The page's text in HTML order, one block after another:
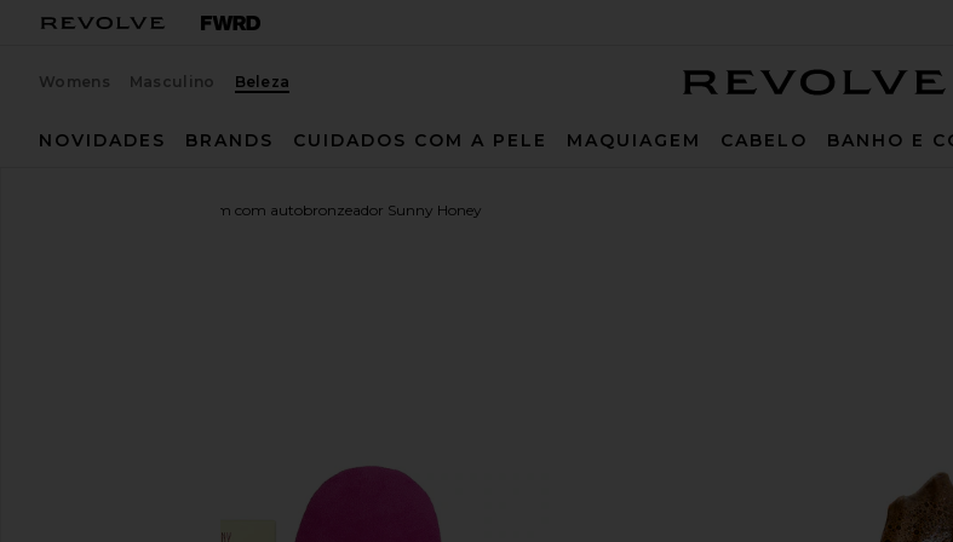
Womens Masculino Beleza
NOVIDADES
BRANDS CUIDADOS COM A PELE MAQUIAGEM CABELO BANHO E
Kit de viagem com autobronzeador Sunny Honey